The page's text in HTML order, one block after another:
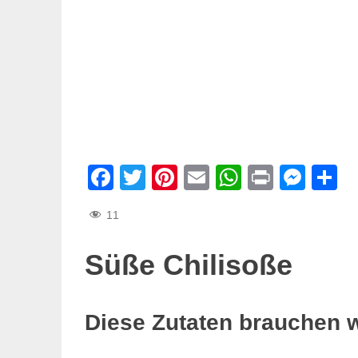
Facebook
Twitter
Pinterest
EmailWhatsApp
Print
11
Süße Chilisoße
Diese Zutaten brauchen